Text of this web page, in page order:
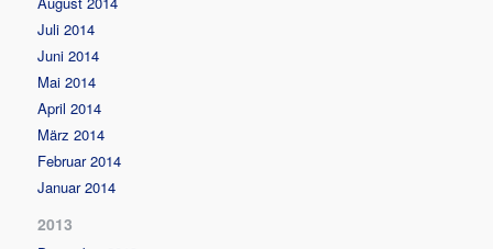
Juli 2014
Juni 2014
Mai 2014
April 2014
März 2014
Februar 2014
Januar 2014
2013